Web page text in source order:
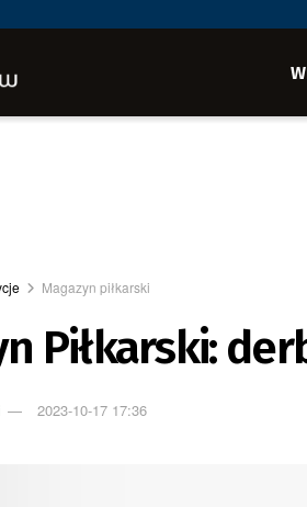
Magazyn piłkarski
Piłkarski:
2023-10-17 17:36